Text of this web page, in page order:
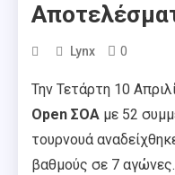
Lynx 0
Την Τετάρτη 10
Open ΣΟΑ με 52
τουρνουά
βαθμούς σε 7